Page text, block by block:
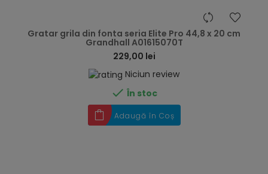
Gratar grila din fonta seria Elite Pro 44,8 x 20 cm
Grandhall A01615070T
229,00 lei
Niciun review
 În stoc
Adaugă în Coș